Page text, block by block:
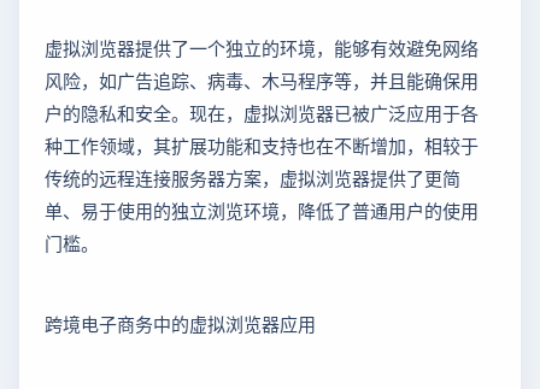
虚拟浏览器提供了一个独立的环境，能够有效避免网络
风险，如广告追踪、病毒、木马程序等，并且能确保用
户的隐私和安全。现在，虚拟浏览器已被广泛应用于各
种工作领域，其扩展功能和支持也在不断增加，相较于
传统的远程连接服务器方案，虚拟浏览器提供了更简
单、易于使用的独立浏览环境，降低了普通用户的使用
门槛。
跨境电子商务中的虚拟浏览器应用